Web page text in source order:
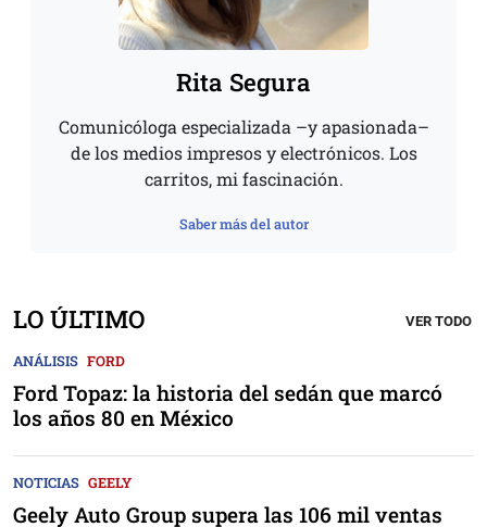
Rita Segura
Comunicóloga especializada –y apasionada–
de los medios impresos y electrónicos. Los
carritos, mi fascinación.
Saber más del autor
LO ÚLTIMO VER TODO
ANÁLISIS FORD
Ford Topaz: la historia del sedán que marcó
los años 80 en México
NOTICIAS GEELY
Geely Auto Group supera las 106 mil ventas